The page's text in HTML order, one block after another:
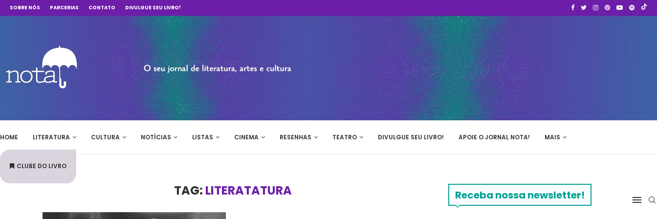
SOBRE NÓS PARCERIAS CONTATO DIVULGUE SEU LIVRO!
HOME LITERATURA CULTURA NOTÍCIAS LISTAS CINEMA RESENHAS TEATRO DIVULGUE SEU LIVRO! APOIE O JORNAL NOTA! MAIS
CLUBE DO LIVRO
TAG: LITERATATURA Receba nossa newsletter!